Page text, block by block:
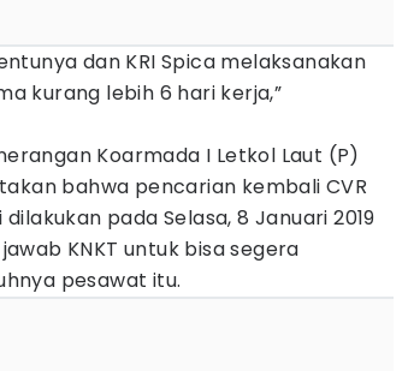
dan KRI Spica melaksanakan
kurang lebih 6 hari kerja,”
Koarmada I Letkol Laut (P)
bahwa pencarian kembali CVR
pada Selasa, 8 Januari 2019
KNKT untuk bisa segera
pesawat itu.